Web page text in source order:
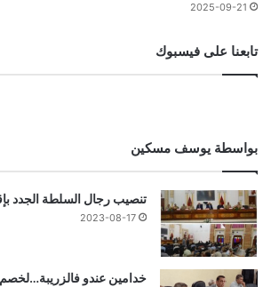
2025-09-21
تابعنا على فيسبوك
بواسطة يوسف مسكين
تنصيب رجال السلطة الجدد
2023-08-17
خدامين عندو فالزريبة…لخصم